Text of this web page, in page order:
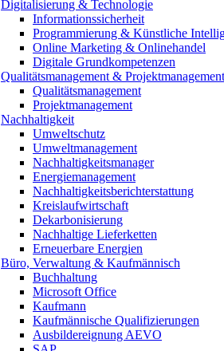
Digitalisierung & Technologie
Informationssicherheit
Programmierung & Künstliche
Online Marketing & Onlinehandel
Digitale Grundkompetenzen
Qualitätsmanagement & Projektmanagement
Qualitätsmanagement
Projektmanagement
Nachhaltigkeit
Umweltschutz
Umweltmanagement
Nachhaltigkeitsmanager
Energiemanagement
Nachhaltigkeitsberichterstattung
Kreislaufwirtschaft
Dekarbonisierung
Nachhaltige Lieferketten
Erneuerbare Energien
Büro, Verwaltung & Kaufmännisch
Buchhaltung
Microsoft Office
Kaufmann
Kaufmännische Qualifizierungen
Ausbildereignung AEVO